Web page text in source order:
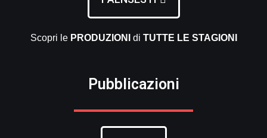
Scopri le PRODUZIONI di TUTTE LE STAGIONI
Pubblicazioni